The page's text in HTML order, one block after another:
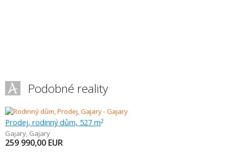
Podobné reality
Prodej, rodinný dům, 527 m2
Gajary, Gajary
259 990,00 EUR